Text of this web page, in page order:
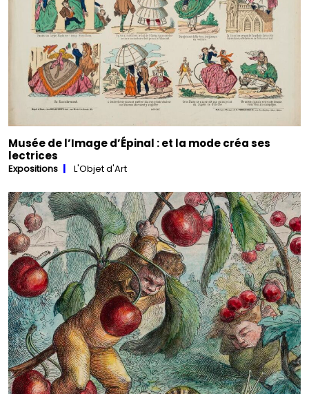
Musée de l’Image d’Épinal : et la mode créa ses
lectrices
Expositions L'Objet d'Art